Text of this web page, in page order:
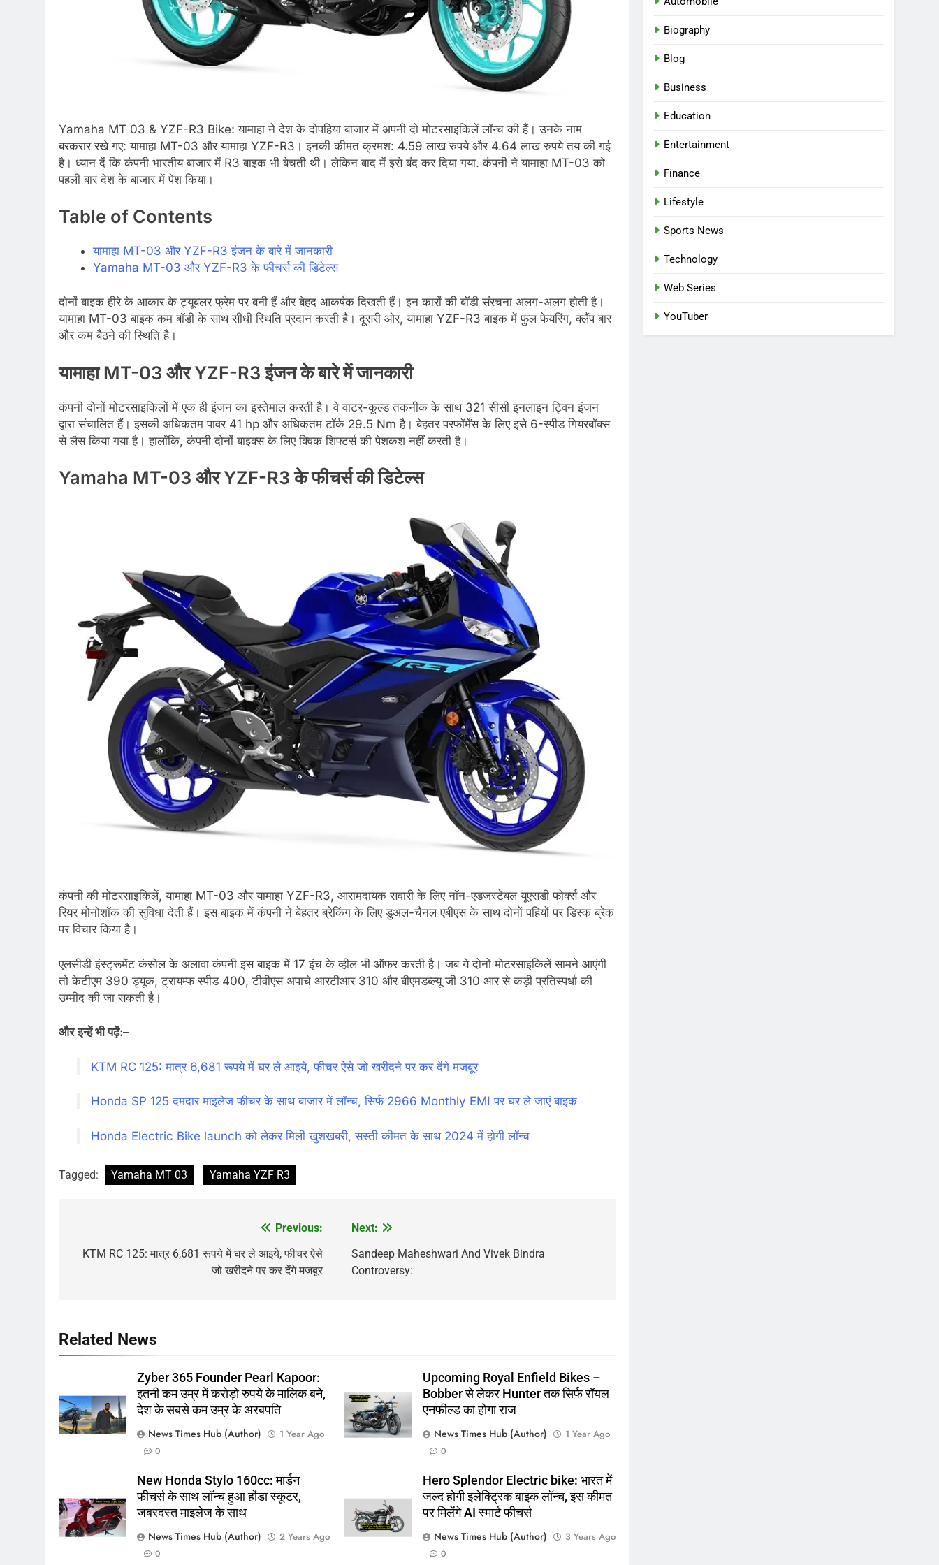
Yamaha MT 03 & YZF-R3 Bike: यामाहा ने देश के दोपहिया बाजार में अपनी दो मोटरसाइकिलें लॉन्च की हैं। उनके नाम
बरकरार रखे गए: यामाहा MT-03 और यामाहा YZF-R3। इनकी कीमत क्रमश: 4.59 लाख रुपये और 4.64 लाख रुपये तय की गई
है। ध्यान दें कि कंपनी भारतीय बाजार में R3 बाइक भी बेचती थी। लेकिन बाद में इसे बंद कर दिया गया. कंपनी ने यामाहा MT-03 को
पहली बार देश के बाजार में पेश किया।
Table of Contents
यामाहा MT-03 और YZF-R3 इंजन के बारे में जानकारी
Yamaha MT-03 और YZF-R3 के फीचर्स की डिटेल्स
दोनों बाइक हीरे के आकार के ट्यूबलर फ्रेम पर बनी हैं और बेहद आकर्षक दिखती हैं। इन कारों की बॉडी संरचना अलग-अलग होती है।
यामाहा MT-03 बाइक कम बॉडी के साथ सीधी स्थिति प्रदान करती है। दूसरी ओर, यामाहा YZF-R3 बाइक में फुल फेयरिंग, क्लैंप बार
और कम बैठने की स्थिति है।
यामाहा MT-03 और YZF-R3 इंजन के बारे में जानकारी
कंपनी दोनों मोटरसाइकिलों में एक ही इंजन का इस्तेमाल करती है। वे वाटर-कूल्ड तकनीक के साथ 321 सीसी इनलाइन ट्विन इंजन
द्वारा संचालित हैं। इसकी अधिकतम पावर 41 hp और अधिकतम टॉर्क 29.5 Nm है। बेहतर परफॉर्मेंस के लिए इसे 6-स्पीड गियरबॉक्स
से लैस किया गया है। हालाँकि, कंपनी दोनों बाइक्स के लिए क्विक शिफ्टर्स की पेशकश नहीं करती है।
Yamaha MT-03 और YZF-R3 के फीचर्स की डिटेल्स
कंपनी की मोटरसाइकिलें, यामाहा MT-03 और यामाहा YZF-R3, आरामदायक सवारी के लिए नॉन-एडजस्टेबल यूएसडी फोर्क्स और
रियर मोनोशॉक की सुविधा देती हैं। इस बाइक में कंपनी ने बेहतर ब्रेकिंग के लिए डुअल-चैनल एबीएस के साथ दोनों पहियों पर डिस्क ब्रेक
पर विचार किया है।
एलसीडी इंस्ट्रूमेंट कंसोल के अलावा कंपनी इस बाइक में 17 इंच के व्हील भी ऑफर करती है। जब ये दोनों मोटरसाइकिलें सामने आएंगी
तो केटीएम 390 ड्यूक, ट्रायम्फ स्पीड 400, टीवीएस अपाचे आरटीआर 310 और बीएमडब्ल्यू जी 310 आर से कड़ी प्रतिस्पर्धा की
उम्मीद की जा सकती है।
और इन्हें भी पढ़ें:–
KTM RC 125: मात्र 6,681 रूपये में घर ले आइये, फीचर ऐसे जो खरीदने पर कर देंगे मजबूर
Honda SP 125 दमदार माइलेज फीचर के साथ बाजार में लॉन्च, सिर्फ 2966 Monthly EMI पर घर ले जाएं बाइक
Honda Electric Bike launch को लेकर मिली खुशखबरी, सस्ती कीमत के साथ 2024 में होगी लॉन्च
Tagged: Yamaha MT 03 Yamaha YZF R3
navigation
Previous:
KTM RC 125: मात्र 6,681 रूपये में घर ले आइये, फीचर ऐसे
जो खरीदने पर कर देंगे मजबूर
Next:
Sandeep Maheshwari And Vivek Bindra
Controversy:
Related News
Zyber 365 Founder Pearl Kapoor:
इतनी कम उम्र में करोड़ो रुपये के मालिक बने,
देश के सबसे कम उम्र के अरबपति
News Times Hub (Author)
1 Year Ago
0
Upcoming Royal Enfield Bikes –
Bobber से लेकर Hunter तक सिर्फ रॉयल
एनफील्ड का होगा राज
News Times Hub (Author)
1 Year Ago
0
New Honda Stylo 160cc: मार्डन
फीचर्स के साथ लॉन्च हुआ होंडा स्कूटर,
जबरदस्त माइलेज के साथ
News Times Hub (Author)
2 Years Ago
0
Hero Splendor Electric bike: भारत में
जल्द होगी इलेक्ट्रिक बाइक लॉन्च, इस कीमत
पर मिलेंगे AI स्मार्ट फीचर्स
News Times Hub (Author)
3 Years Ago
0
Biography
Blog
Business
Education
Entertainment
Finance
Lifestyle
Sports News
Technology
Web Series
YouTuber